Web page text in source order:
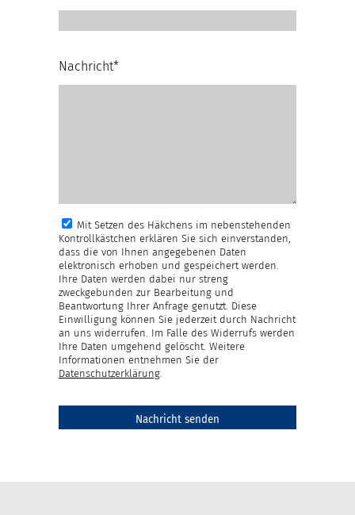
Nachricht*
Mit Setzen des Häkchens im nebenstehenden
Kontrollkästchen erklären Sie sich einverstanden,
dass die von Ihnen angegebenen Daten
elektronisch erhoben und gespeichert werden.
Ihre Daten werden dabei nur streng
zweckgebunden zur Bearbeitung und
Beantwortung Ihrer Anfrage genutzt. Diese
Einwilligung können Sie jederzeit durch Nachricht
an uns widerrufen. Im Falle des Widerrufs werden
Ihre Daten umgehend gelöscht. Weitere
Informationen entnehmen Sie der
Datenschutzerklärung